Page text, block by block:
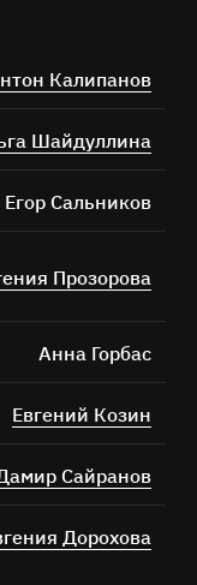
Калипанов
Шайдуллина
Егор Сальников
Прозорова
Анна Горбас
Евгений Козин
Сайранов
Дорохова